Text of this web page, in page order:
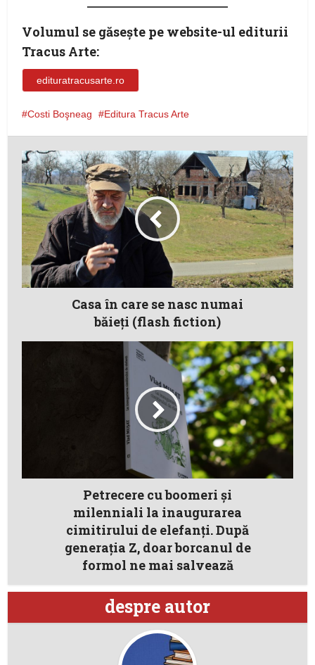
Volumul se găsește pe website-ul editurii
Tracus Arte:
edituratracusarte.ro
Costi Boşneag Editura Tracus Arte
Casa în care se nasc numai
băieţi (flash fiction)
Petrecere cu boomeri și
milenniali la inaugurarea
cimitirului de elefanți. După
generația Z, doar borcanul de
formol ne mai salvează
despre autor